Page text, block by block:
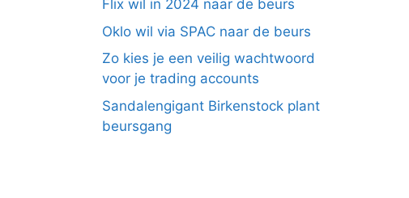
Flix wil in 2024 naar de beurs
Oklo wil via SPAC naar de beurs
Zo kies je een veilig wachtwoord
voor je trading accounts
Sandalengigant Birkenstock plant
beursgang